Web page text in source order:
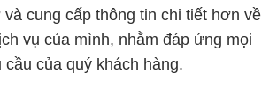
cung cấp thông tin chi tiết hơn về
vụ của mình, nhằm đáp ứng mọi
cầu của quý khách hàng.